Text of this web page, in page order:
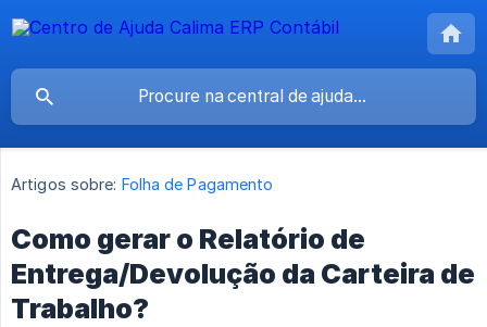
Artigos sobre: Folha de Pagamento
Como gerar o Relatório de
Entrega/Devolução da Carteira de
Trabalho?